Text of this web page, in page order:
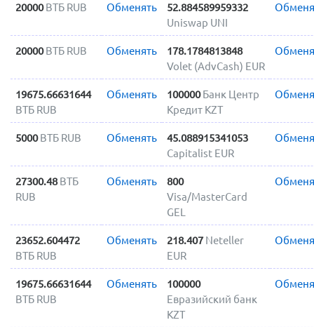
20000 ВТБ RUB Обменять
52.884589959332
Uniswap UNI
20000 ВТБ RUB Обменять
178.1784813848
Volet (AdvCash) EUR
19675.66631644
ВТБ RUB
Обменять 100000 Банк Центр
Кредит KZT
5000 ВТБ RUB Обменять
45.088915341053
Capitalist EUR
27300.48 ВТБ
RUB
Обменять
800
Visa/MasterCard
GEL
23652.604472
ВТБ RUB
Обменять 218.407 Neteller
EUR
19675.66631644
ВТБ RUB
Обменять
100000
Евразийский банк
KZT